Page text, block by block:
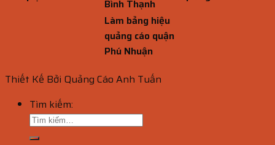
Bình Thạnh
Làm bảng hiệu
quảng cáo quận
Phú Nhuận
Thiết Kế Bởi Quảng Cáo Anh Tuấn
Tìm kiếm: